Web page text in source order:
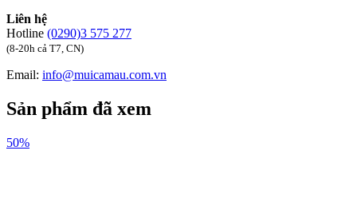
Liên hệ
Hotline (0290)3 575 277
(8-20h cả T7, CN)
Email: info@muicamau.com.vn
Sản phẩm đã xem
50%